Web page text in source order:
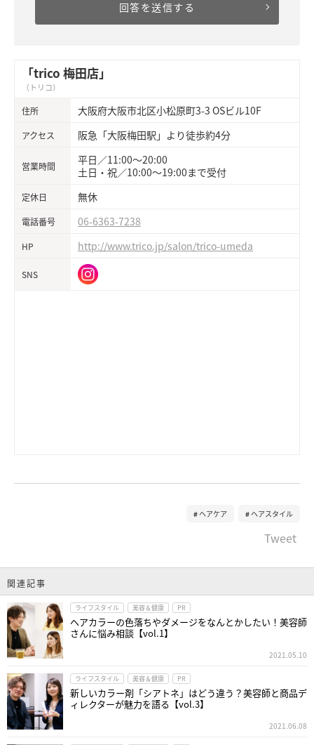
「trico 梅田店」
（トリコ）
住所 大阪府大阪市北区小松原町3-3 OSビル10F
アクセス 阪急「大阪梅田駅」より徒歩約4分
営業時間
平日／11:00～20:00
土日・祝／10:00～19:00まで受付
定休日 無休
電話番号 06-6363-7238
HP http://www.trico.jp/salon/trico-umeda
SNS
ヘアケア ヘアスタイル
Tweet
関連記事
ライフスタイル 美容＆健康 PR
ヘアカラーの色落ちやダメージをなんとかしたい！美容師
さんに悩み相談【vol.1】
2021.05.10
ライフスタイル 美容＆健康 PR
新しいカラー剤「シアトネ」はどう違う？美容師と商品デ
ィレクターが魅力を語る【vol.3】
2021.06.08